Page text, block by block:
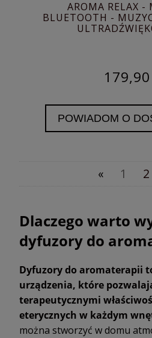
AROMA RELAX -
BLUETOOTH -
179,90
POWIADOM O
« 1 2
Dlaczego warto
dyfuzory do
Dyfuzory do aromaterapii
urządzenia, które
terapeutycznymi
eterycznych w każdym
można stworzyć w domu